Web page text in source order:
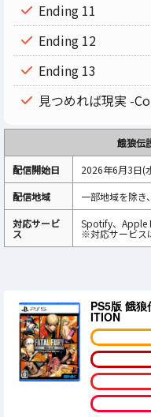
Ending 11
Ending 12
Ending 13
見つめれば現実 -
餓狼伝
配信開始日
2026年6月3日(
配信地域
一部地域を除き
対応サービ
ス
Spotify、Apple
※対応サービス
PS5版 餓
ITION